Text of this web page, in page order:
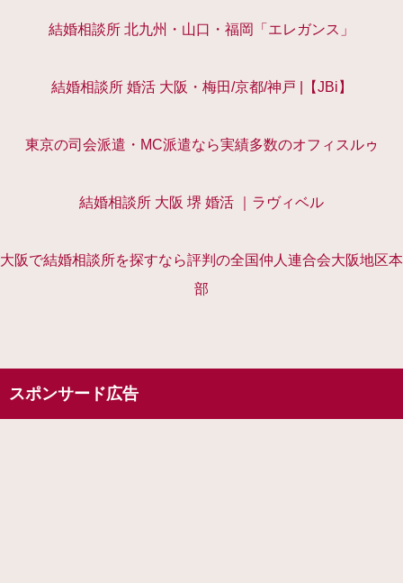
結婚相談所 北九州・山口・福岡「エレガンス」
結婚相談所 婚活 大阪・梅田/京都/神戸 |【JBi】
東京の司会派遣・MC派遣なら実績多数のオフィスルゥ
結婚相談所 大阪 堺 婚活 ｜ラヴィベル
大阪で結婚相談所を探すなら評判の全国仲人連合会大阪地区本
部
スポンサード広告